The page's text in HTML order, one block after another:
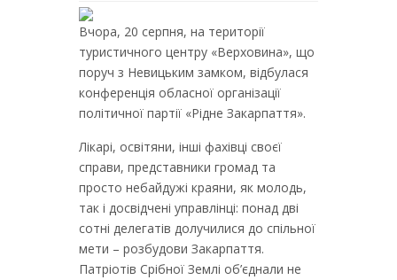
Вчора, 20 серпня, на території
туристичного центру «Верховина», що
поруч з Невицьким замком, відбулася
конференція обласної організації
політичної партії «Рідне Закарпаття».
Лікарі, освітяни, інші фахівці своєї
справи, представники громад та
просто небайдужі краяни, як молодь,
так і досвідчені управлінці: понад дві
сотні делегатів долучилися до спільної
мети – розбудови Закарпаття.
Патріотів Срібної Землі об’єднали не